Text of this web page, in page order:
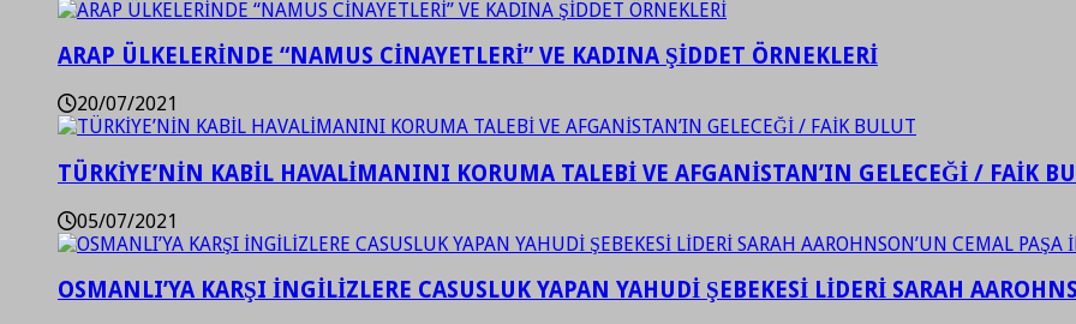
ARAP ÜLKELERİNDE “NAMUS CİNAYETLERİ” VE KADINA ŞİDDET ÖRNEKLERİ
20/07/2021
TÜRKİYE’NİN KABİL HAVALİMANINI KORUMA TALEBİ VE AFGANİSTAN’IN GELECEĞİ / FAİK
05/07/2021
OSMANLI’YA KARŞI İNGİLİZLERE CASUSLUK YAPAN YAHUDİ ŞEBEKESİ LİDERİ SARAH